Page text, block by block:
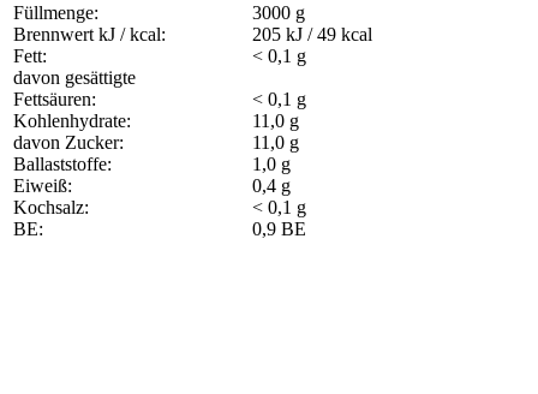
Füllmenge:
Brennwert kJ / kcal:
Fett:
davon gesättigte
Fettsäuren:
Kohlenhydrate:
davon Zucker:
Ballaststoffe:
Eiweiß:
Kochsalz:
BE:
3000 g
205 kJ / 49 kcal
< 0,1 g
< 0,1 g
11,0 g
11,0 g
1,0 g
0,4 g
< 0,1 g
0,9 BE